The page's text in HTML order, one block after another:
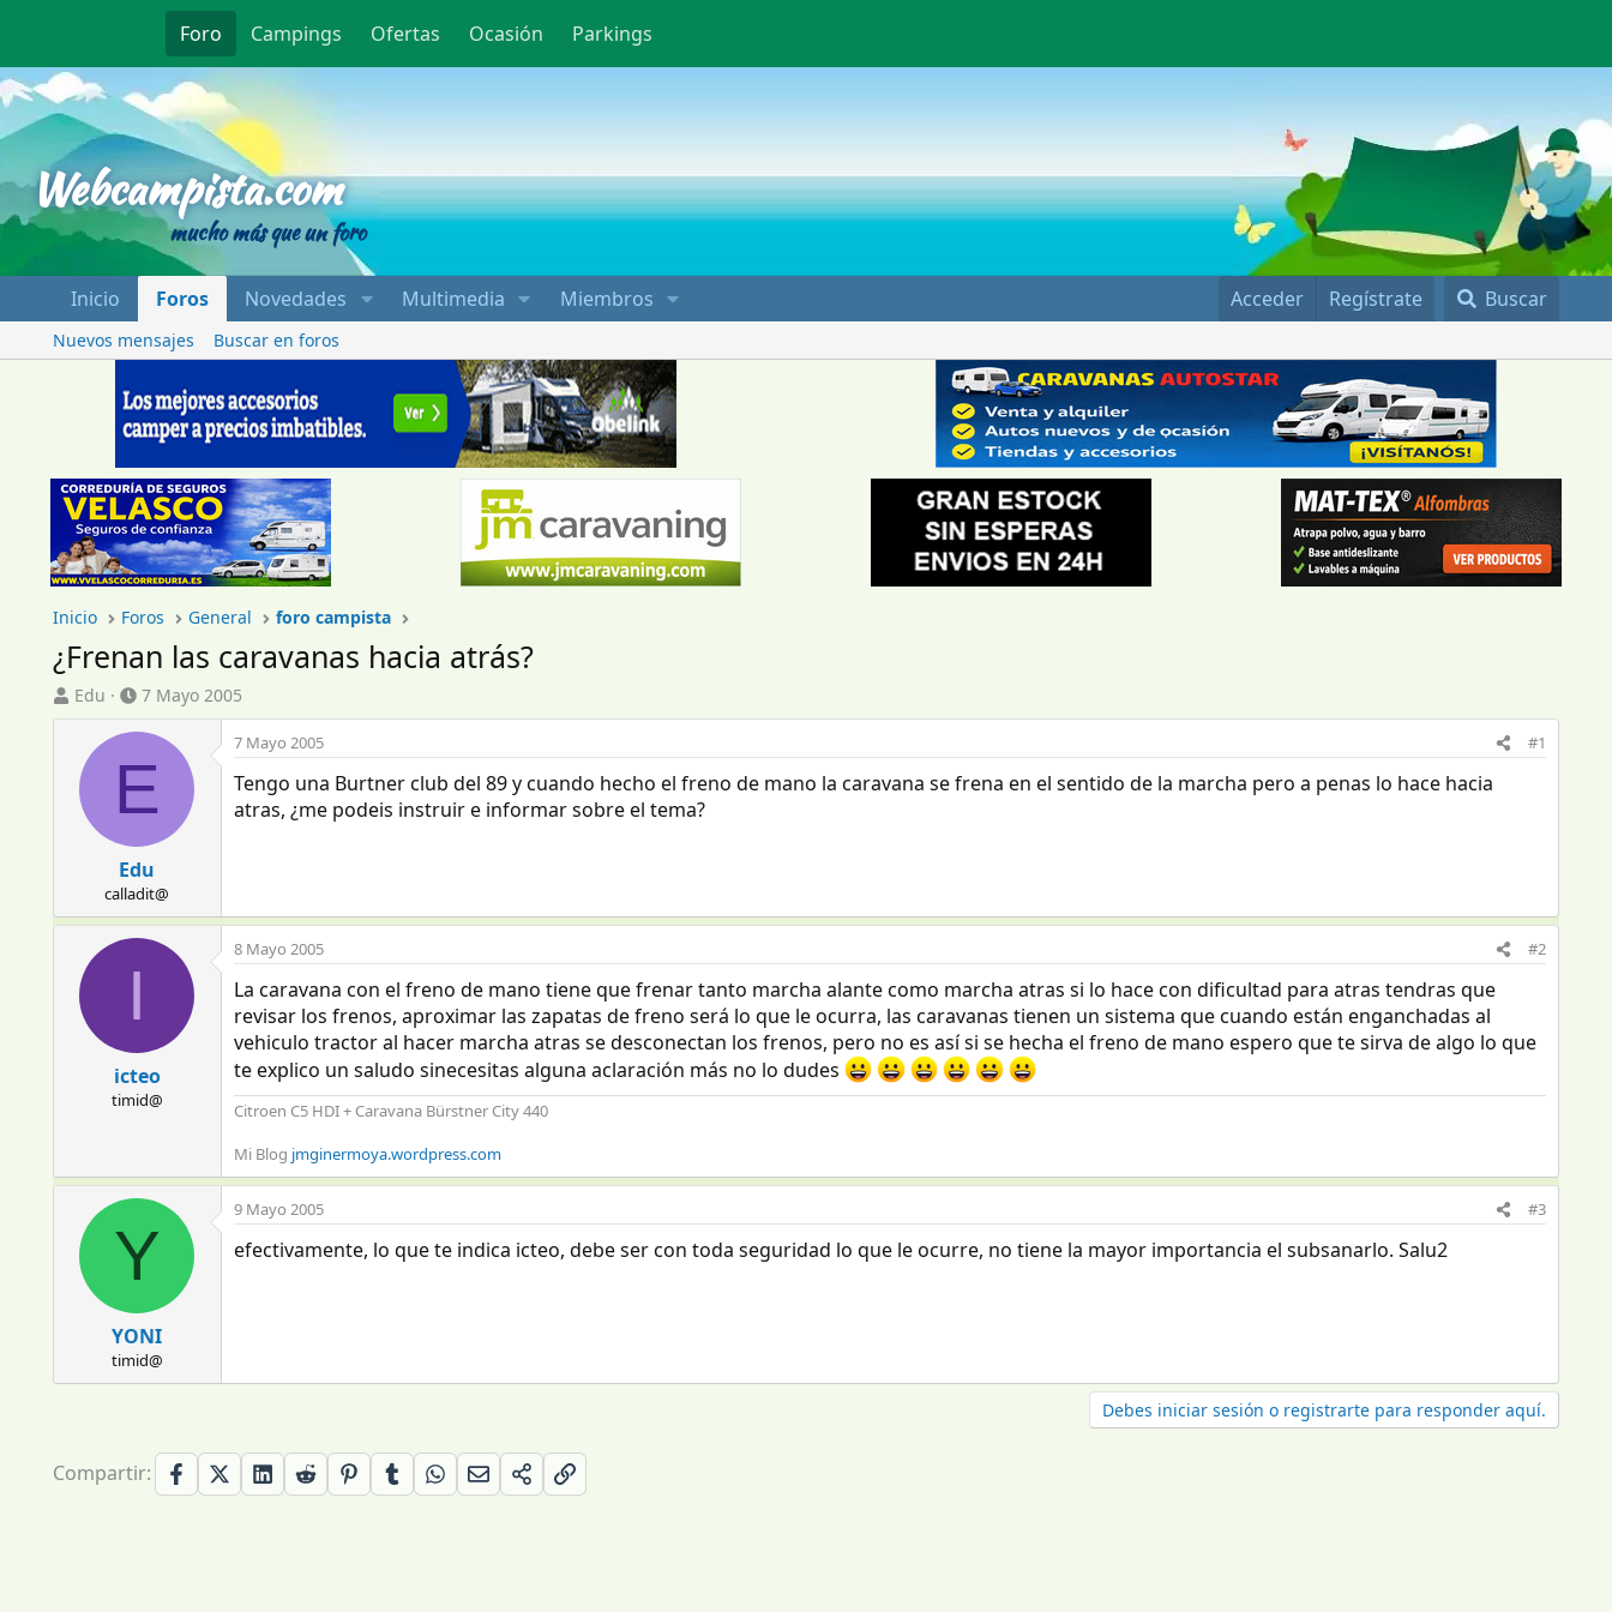
Foro Campings Ofertas Ocasión Parkings
Webcampista.com
mucho más que un foro
Inicio Foros Novedades Multimedia Miembros Acceder Regístrate Buscar
Nuevos mensajes Buscar en foros
Inicio Foros General foro campista
¿Frenan las caravanas hacia atrás?
I
n
a
e
e
m
Edu
F
e
c
h
a
d
i
n
i
c
i
o
7 Mayo 2005
E
Edu
calladit@
7 Mayo 2005 #1
Tengo una Burtner club del 89 y cuando hecho el freno de mano la caravana se frena en el sentido de la marcha pero a penas lo hace hacia
atras, ¿me podeis instruir e informar sobre el tema?
I
icteo
timid@
8 Mayo 2005 #2
La caravana con el freno de mano tiene que frenar tanto marcha alante como marcha atras si lo hace con dificultad para atras tendras que
revisar los frenos, aproximar las zapatas de freno será lo que le ocurra, las caravanas tienen un sistema que cuando están enganchadas al
vehiculo tractor al hacer marcha atras se desconectan los frenos, pero no es así si se hecha el freno de mano espero que te sirva de algo lo que
te explico un saludo sinecesitas alguna aclaración más no lo dudes
Citroen C5 HDI + Caravana Bürstner City 440
Mi Blog jmginermoya.wordpress.com
Y
YONI
timid@
9 Mayo 2005 #3
efectivamente, lo que te indica icteo, debe ser con toda seguridad lo que le ocurre, no tiene la mayor importancia el subsanarlo. Salu2
Debes iniciar sesión o registrarte para responder aquí.
Compartir: